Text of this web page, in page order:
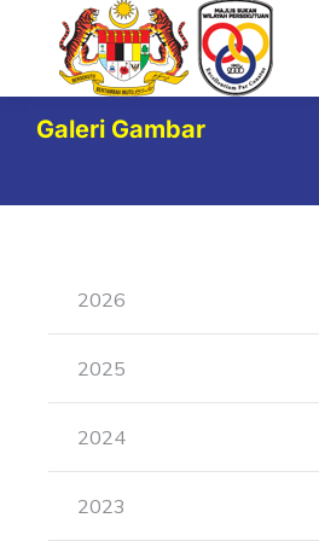
Galeri Gambar
2026
2025
2024
2023